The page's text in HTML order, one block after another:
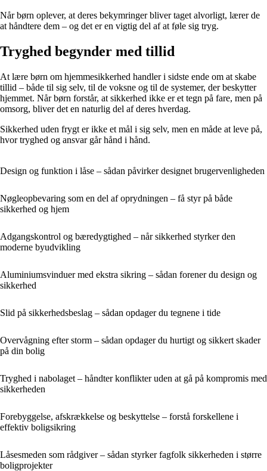
Når børn oplever, at deres bekymringer bliver taget alvorligt, lærer de
at håndtere dem – og det er en vigtig del af at føle sig tryg.
Tryghed begynder med tillid
At lære børn om hjemmesikkerhed handler i sidste ende om at skabe
tillid – både til sig selv, til de voksne og til de systemer, der beskytter
hjemmet. Når børn forstår, at sikkerhed ikke er et tegn på fare, men på
omsorg, bliver det en naturlig del af deres hverdag.
Sikkerhed uden frygt er ikke et mål i sig selv, men en måde at leve på,
hvor tryghed og ansvar går hånd i hånd.
Design og funktion i låse – sådan påvirker designet brugervenligheden
Nøgleopbevaring som en del af oprydningen – få styr på både
sikkerhed og hjem
Adgangskontrol og bæredygtighed – når sikkerhed styrker den
moderne byudvikling
Aluminiumsvinduer med ekstra sikring – sådan forener du design og
sikkerhed
Slid på sikkerhedsbeslag – sådan opdager du tegnene i tide
Overvågning efter storm – sådan opdager du hurtigt og sikkert skader
på din bolig
Tryghed i nabolaget – håndter konflikter uden at gå på kompromis med
sikkerheden
Forebyggelse, afskrækkelse og beskyttelse – forstå forskellene i
effektiv boligsikring
Låsesmeden som rådgiver – sådan styrker fagfolk sikkerheden i større
boligprojekter